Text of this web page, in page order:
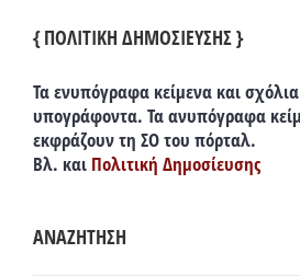
{ ΠΟΛΙΤΙΚΗ ΔΗΜΟΣΙΕΥΣΗΣ }
Τα ενυπόγραφα κείμενα και
υπογράφοντα. Τα ανυπόγραφα
εκφράζουν τη ΣΟ του πόρταλ.
Βλ. και Πολιτική Δημοσίευσης
ΑΝΑΖΗΤΗΣΗ